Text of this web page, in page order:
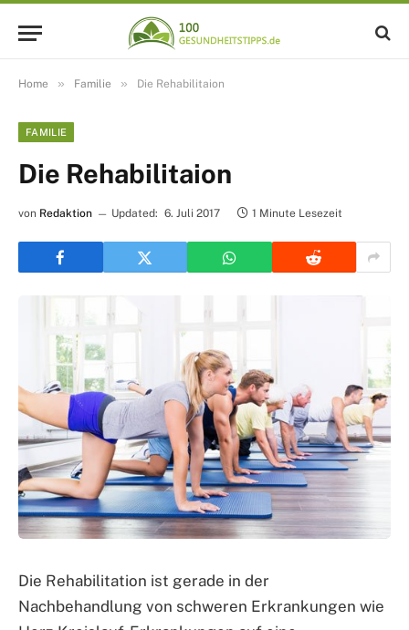
Home » Familie » Die Rehabilitaion
FAMILIE
Die Rehabilitaion
von Redaktion Updated: 6. Juli 2017 1 Minute Lesezeit
Die Rehabilitation ist gerade in der
Nachbehandlung von schweren Erkrankungen wie